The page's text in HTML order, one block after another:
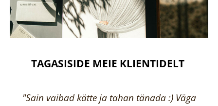
TAGASISIDE MEIE KLIENTIDELT
"Sain vaibad kätte ja tahan tänada :) Väga